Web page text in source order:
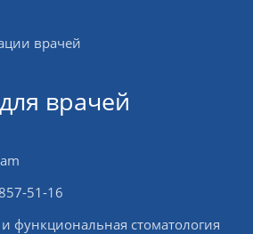
врачей
врачей
51-16
функциональная стоматология